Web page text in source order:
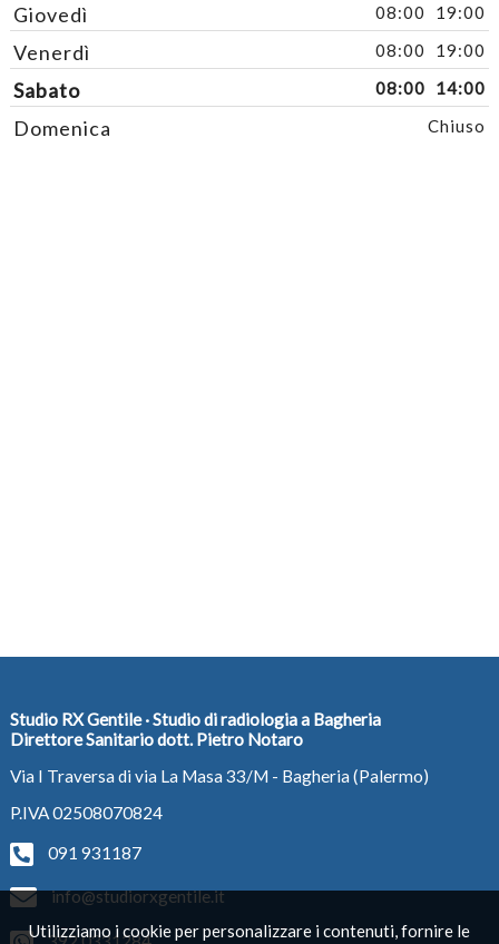
Giovedì 08:00 19:00
Venerdì 08:00 19:00
Sabato 08:00 14:00
Domenica Chiuso
Studio RX Gentile · Studio di radiologia a Bagheria
Direttore Sanitario dott. Pietro Notaro
Via I Traversa di via La Masa 33/M - Bagheria (Palermo)
P.IVA 02508070824
091 931187
info@studiorxgentile.it
Utilizziamo i cookie per personalizzare i contenuti, fornire le